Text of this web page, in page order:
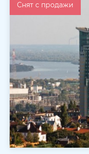
Снят с продажи